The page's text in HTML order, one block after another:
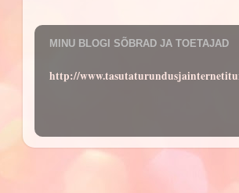
MINU BLOGI SÕBRAD JA TOETAJAD
http://